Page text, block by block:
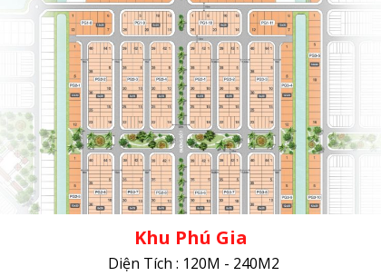
Khu Phú Gia
Diện Tích : 120M - 240M2